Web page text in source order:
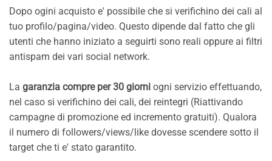
Dopo ogini acquisto e' possibile che si verifichino dei cali al
tuo profilo/pagina/video. Questo dipende dal fatto che gli
utenti che hanno iniziato a seguirti sono reali oppure ai filtri
antispam dei vari social network.
La garanzia compre per 30 giorni ogni servizio effettuando,
nel caso si verifichino dei cali, dei reintegri (Riattivando
campagne di promozione ed incremento gratuiti). Qualora
il numero di followers/views/like dovesse scendere sotto il
target che ti e' stato garantito.